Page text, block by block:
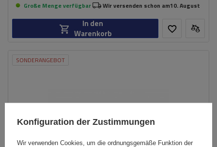
Große Menge verfügbar
Wir versenden schon am10. August
In den
Warenkorb
SONDERANGEBOT
Konfiguration der Zustimmungen
Wir verwenden Cookies, um die ordnungsgemäße Funktion der